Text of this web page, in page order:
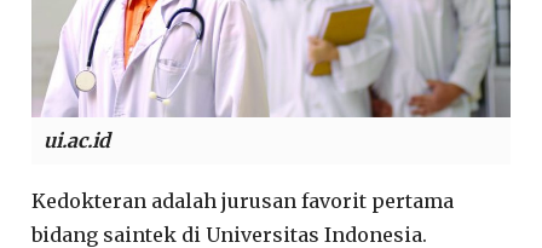
ui.ac.id
Kedokteran adalah jurusan favorit pertama
bidang saintek di Universitas Indonesia.